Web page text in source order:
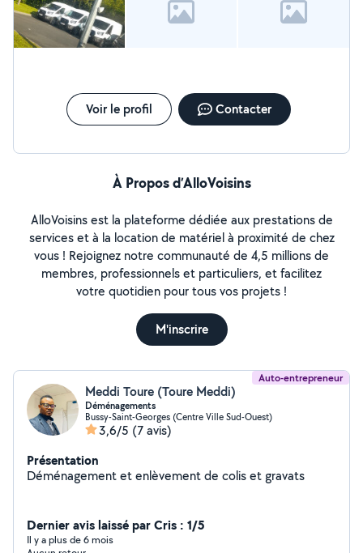
Voir le profil Contacter
À Propos d’AlloVoisins
AlloVoisins est la plateforme dédiée aux prestations de
services et à la location de matériel à proximité de chez
vous ! Rejoignez notre communauté de 4,5 millions de
membres, professionnels et particuliers, et facilitez
votre quotidien pour tous vos projets !
M'inscrire
Auto-entrepreneur
Meddi Toure (Toure Meddi)
Déménagements
Bussy-Saint-Georges (Centre Ville Sud-Ouest)
3,6/5 (7 avis)
Présentation
Déménagement et enlèvement de colis et gravats
Dernier avis laissé par Cris : 1/5
Il y a plus de 6 mois